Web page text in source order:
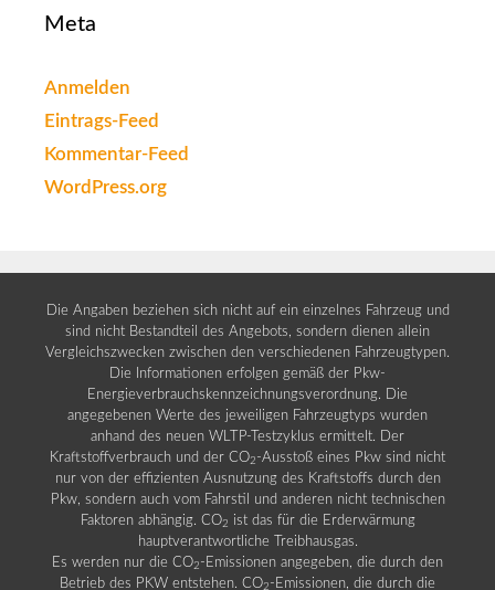
Meta
Anmelden
Eintrags-Feed
Kommentar-Feed
WordPress.org
Die Angaben beziehen sich nicht auf ein einzelnes Fahrzeug und
sind nicht Bestandteil des Angebots, sondern dienen allein
Vergleichszwecken zwischen den verschiedenen Fahrzeugtypen.
Die Informationen erfolgen gemäß der Pkw-
Energieverbrauchskennzeichnungsverordnung. Die
angegebenen Werte des jeweiligen Fahrzeugtyps wurden
anhand des neuen WLTP-Testzyklus ermittelt. Der
Kraftstoffverbrauch und der CO2 -Ausstoß eines Pkw sind nicht
nur von der effizienten Ausnutzung des Kraftstoffs durch den
Pkw, sondern auch vom Fahrstil und anderen nicht technischen
Faktoren abhängig. CO2 ist das für die Erderwärmung
hauptverantwortliche Treibhausgas.
Es werden nur die CO2 -Emissionen angegeben, die durch den
Betrieb des PKW entstehen. CO2 -Emissionen, die durch die